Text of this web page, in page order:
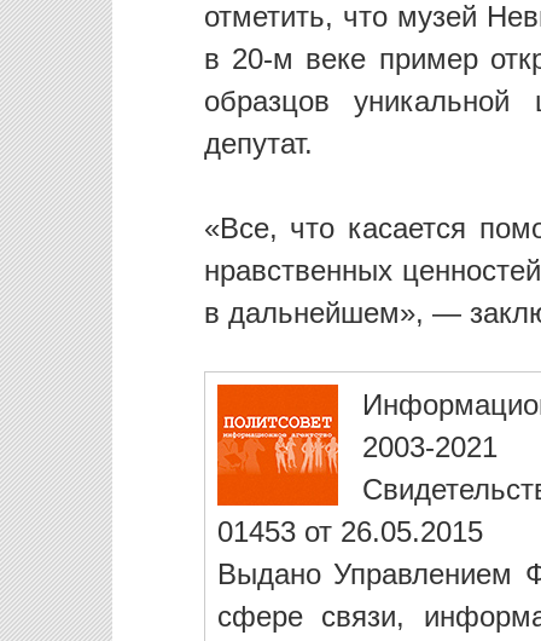
отметить, что музей
в 20-м веке пример
образцов
депутат.
«Все, что касается
нравственных
в дальнейшем», —
2003-2021
01453 от 26.05.2015
Выдано Управлением
сфере связи,